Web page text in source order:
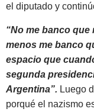
el diputado y
“No me banco que
menos me banco
espacio que
segunda
Argentina”. Luego
porqué el nazismo